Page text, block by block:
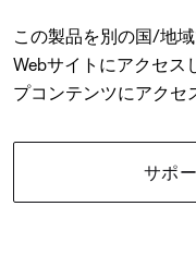
この製品を別の国/地
Webサイトにアクセス
プコンテンツにアクセ
サポ